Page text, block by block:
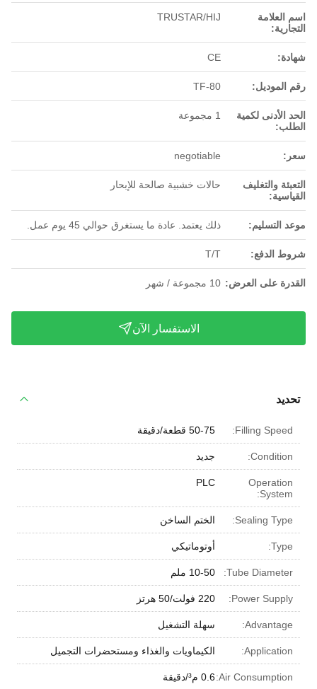
اسم العلامة
التجارية:
TRUSTAR/HIJ
شهادة: CE
رقم الموديل: TF-80
الحد الأدنى لكمية
الطلب:
1 مجموعة
سعر: negotiable
التعبئة والتغليف
القياسية:
حالات خشبية صالحة للإبحار
موعد التسليم: ذلك يعتمد. عادة ما يستغرق حوالي 45 يوم عمل.
شروط الدفع: T/T
القدرة على العرض: 10 مجموعة / شهر
الاستفسار الآن
تحديد
Filling Speed: 50-75 قطعة/دقيقة
Condition: جديد
Operation
System:
PLC
Sealing Type: الختم الساخن
Type: أوتوماتيكي
Tube Diameter: 10-50 ملم
Power Supply: 220 فولت/50 هرتز
Advantage: سهلة التشغيل
Application: الكيماويات والغذاء ومستحضرات التجميل
Air Consumption: 0.6 م³/دقيقة